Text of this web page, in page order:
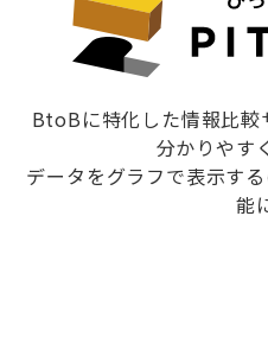
BtoBに特化した情報比較
分かりやす
データをグラフで表示す
能